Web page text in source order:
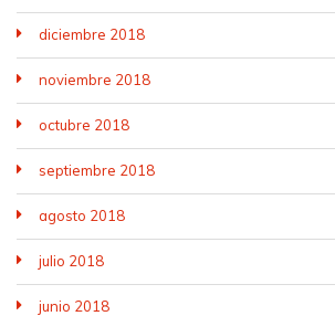
diciembre 2018
noviembre 2018
octubre 2018
septiembre 2018
agosto 2018
julio 2018
junio 2018